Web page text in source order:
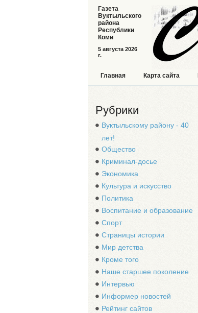
5 августа 2026
г.
Газета
Вуктыльского
района
Республики
Коми
Главная Карта сайта
Рубрики
Вуктыльскому району - 40
лет!
Общество
Криминал-досье
Экономика
Культура и искусство
Политика
Воспитание и образование
Спорт
Страницы истории
Мир детства
Кроме того
Наше старшее поколение
Интервью
Информер новостей
Рейтинг сайтов